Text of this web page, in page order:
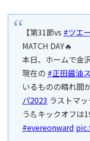
【第31節vs #ツエ
MATCH DAY🔥
本日、ホームで金
現在の #正田醤油
いるものの晴れ間
パ2023 ラストマ
う💪キックオフは
#evereonward